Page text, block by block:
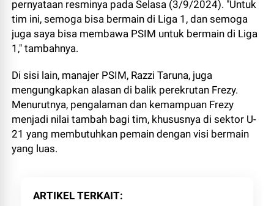
pernyataan resminya pada Selasa (3/9/2024). "Untuk
tim ini, semoga bisa bermain di Liga 1, dan semoga
juga saya bisa membawa PSIM untuk bermain di Liga
1," tambahnya.
Di sisi lain, manajer PSIM, Razzi Taruna, juga
mengungkapkan alasan di balik perekrutan Frezy.
Menurutnya, pengalaman dan kemampuan Frezy
menjadi nilai tambah bagi tim, khususnya di sektor U-
21 yang membutuhkan pemain dengan visi bermain
yang luas.
ARTIKEL TERKAIT